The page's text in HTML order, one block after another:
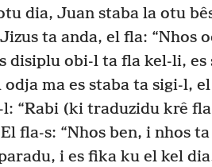
dia, Juan staba la otu
ta anda, el fla: “Nhos
disiplu obi-l ta fla kel-li, es
ma es staba ta sigi-l,
l: “Rabi (ki traduzidu krê
El fla-s: “Nhos ben, i nhos
i es fika ku el kel